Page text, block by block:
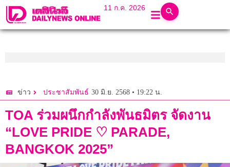
11 ก.ค. 2026
ข่าว ประชาสัมพันธ์ 30 มิ.ย. 2568 • 19:22 น.
TOA ร่วมผนึกกำลังพันธมิตร จัดงาน
“LOVE PRIDE ♡ PARADE,
BANGKOK 2025”